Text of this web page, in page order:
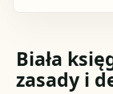
Biała
zasady i